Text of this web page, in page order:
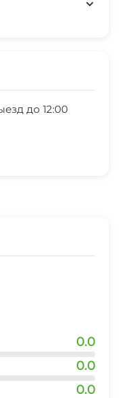
до 12:00
0.0
0.0
0.0